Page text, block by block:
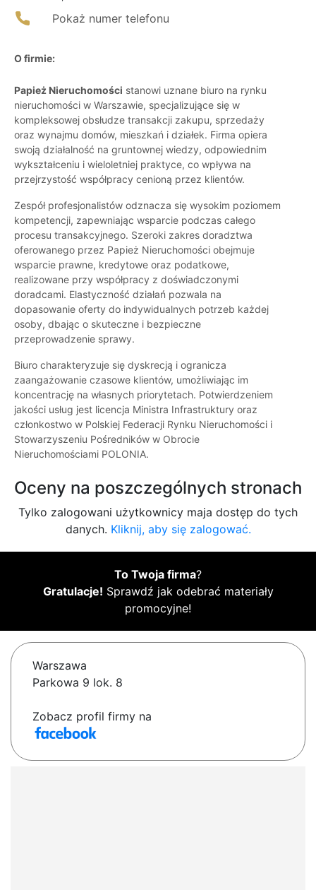
Pokaż numer telefonu
O firmie:
Papież Nieruchomości stanowi uznane biuro na rynku
nieruchomości w Warszawie, specjalizujące się w
kompleksowej obsłudze transakcji zakupu, sprzedaży
oraz wynajmu domów, mieszkań i działek. Firma opiera
swoją działalność na gruntownej wiedzy, odpowiednim
wykształceniu i wieloletniej praktyce, co wpływa na
przejrzystość współpracy cenioną przez klientów.
Zespół profesjonalistów odznacza się wysokim poziomem
kompetencji, zapewniając wsparcie podczas całego
procesu transakcyjnego. Szeroki zakres doradztwa
oferowanego przez Papież Nieruchomości obejmuje
wsparcie prawne, kredytowe oraz podatkowe,
realizowane przy współpracy z doświadczonymi
doradcami. Elastyczność działań pozwala na
dopasowanie oferty do indywidualnych potrzeb każdej
osoby, dbając o skuteczne i bezpieczne
przeprowadzenie sprawy.
Biuro charakteryzuje się dyskrecją i ogranicza
zaangażowanie czasowe klientów, umożliwiając im
koncentrację na własnych priorytetach. Potwierdzeniem
jakości usług jest licencja Ministra Infrastruktury oraz
członkostwo w Polskiej Federacji Rynku Nieruchomości i
Stowarzyszeniu Pośredników w Obrocie
Nieruchomościami POLONIA.
Oceny na poszczególnych stronach
Tylko zalogowani użytkownicy maja dostęp do tych
danych. Kliknij, aby się zalogować.
To Twoja firma?
Gratulacje! Sprawdź jak odebrać materiały
promocyjne!
Warszawa
Parkowa 9 lok. 8
Zobacz profil firmy na